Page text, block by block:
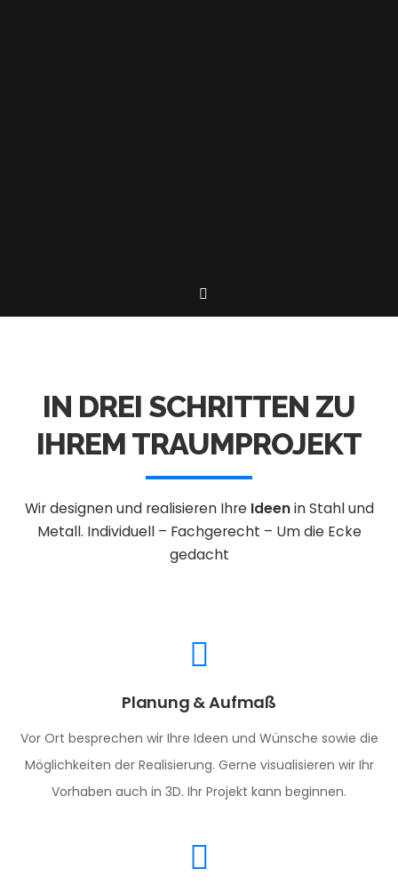
IN DREI SCHRITTEN ZU
IHREM TRAUMPROJEKT
Wir designen und realisieren Ihre Ideenin Stahl und
Metall. Individuell – Fachgerecht – Um die Ecke
gedacht
Planung & Aufmaß
Vor Ort besprechen wir Ihre Ideen und Wünsche sowie die
Möglichkeiten der Realisierung. Gerne visualisieren wir Ihr
Vorhaben auch in 3D. Ihr Projekt kann beginnen.